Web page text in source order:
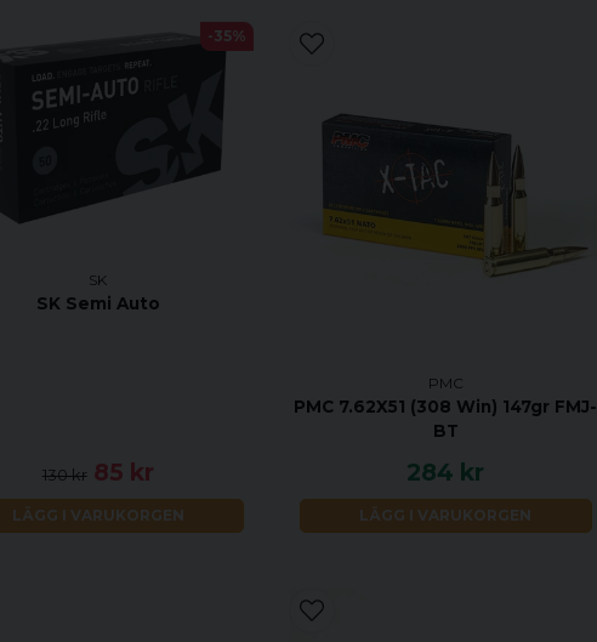
SK
SK Semi Auto
130 kr 85 kr
LÄGG I VARUKORGEN
-35%
PMC
PMC 7.62X51 (308 Win) 147gr FMJ-
BT
284 kr
LÄGG I VARUKORGEN